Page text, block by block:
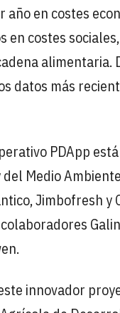
en costes
en costes
alimentaria.
datos más
PDApp
Medio
Jimbofresh
innovador